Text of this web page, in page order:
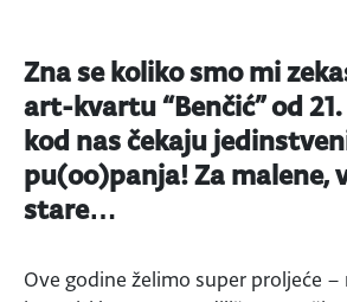
Zna se koliko smo mi
art-kvartu “Benčić” od 21.
kod nas čekaju
pu(oo)panja! Za malene,
stare…
Ove godine želimo super proljeće